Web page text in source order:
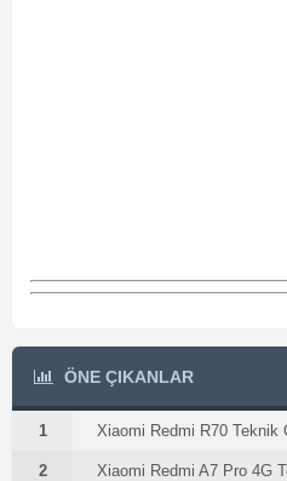
ÖNE ÇIKANLAR
1 Xiaomi Redmi R70 Teknik
2 Xiaomi Redmi A7 Pro 4G